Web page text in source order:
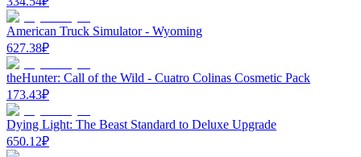
American Truck Simulator - Wyoming
627.38₽
theHunter: Call of the Wild - Cuatro Colinas Cosmetic Pack
173.43₽
Dying Light: The Beast Standard to Deluxe Upgrade
650.12₽